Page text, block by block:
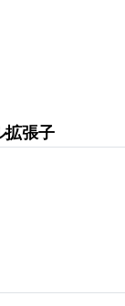
拡張子